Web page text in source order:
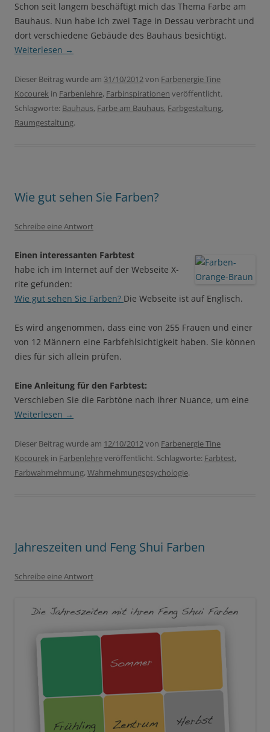
Schon seit langem beschäftigt mich das Thema Farbe am
Bauhaus. Nun habe ich zwei Tage in Dessau verbracht und
dort verschiedene Gebäude des Bauhaus besichtigt.
Weiterlesen →
Dieser Beitrag wurde am 31/10/2012von Farbenergie Tine
Kocourek in Farbenlehre, Farbinspirationen veröffentlicht.
Schlagworte: Bauhaus, Farbe am Bauhaus, Farbgestaltung,
Raumgestaltung.
Wie gut sehen Sie Farben?
Schreibe eine Antwort
Einen interessanten Farbtest
habe ich im Internet auf der Webseite X-
rite gefunden:
Wie gut sehen Sie Farben? Die Webseite ist auf Englisch.
Es wird angenommen, dass eine von 255 Frauen und einer
von 12 Männern eine Farbfehlsichtigkeit haben. Sie können
dies für sich allein prüfen.
Eine Anleitung für den Farbtest:
Verschieben Sie die Farbtöne nach ihrer Nuance, um eine
Weiterlesen →
Dieser Beitrag wurde am 12/10/2012von Farbenergie Tine
Kocourek in Farbenlehreveröffentlicht. Schlagworte: Farbtest,
Farbwahrnehmung, Wahrnehmungspsychologie.
Jahreszeiten und Feng Shui Farben
Schreibe eine Antwort